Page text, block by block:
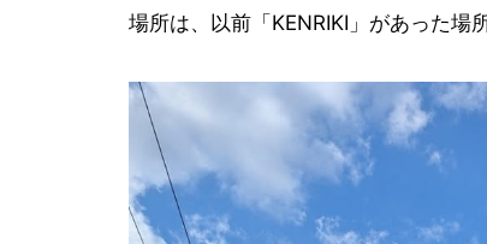
場所は、以前「KENRIKI」があった場